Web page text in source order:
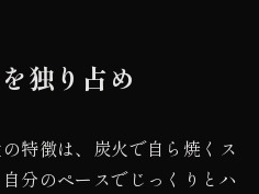
独り占め
特徴は、炭火で自ら焼くス
分のペースでじっくりとハ